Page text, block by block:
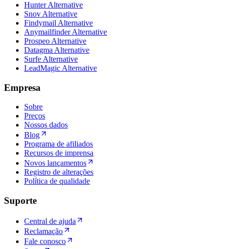
Hunter Alternative
Snov Alternative
Findymail Alternative
Anymailfinder Alternative
Prospeo Alternative
Datagma Alternative
Surfe Alternative
LeadMagic Alternative
Empresa
Sobre
Preços
Nossos dados
Blog
Programa de afiliados
Recursos de imprensa
Novos lançamentos
Registro de alterações
Política de qualidade
Suporte
Central de ajuda
Reclamação
Fale conosco